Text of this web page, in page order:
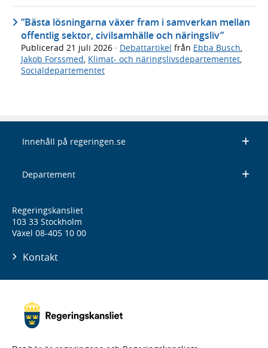
”Bästa lösningarna växer fram i samverkan mellan
offentlig sektor, civilsamhälle och näringsliv”
Publicerad 21 juli 2026 · Debattartikel från Ebba Busch,
Jakob Forssmed, Klimat- och näringslivsdepartementet,
Socialdepartementet
Innehåll på regeringen.se
Departement
Regeringskansliet
103 33 Stockholm
Växel 08-405 10 00
Kontakt